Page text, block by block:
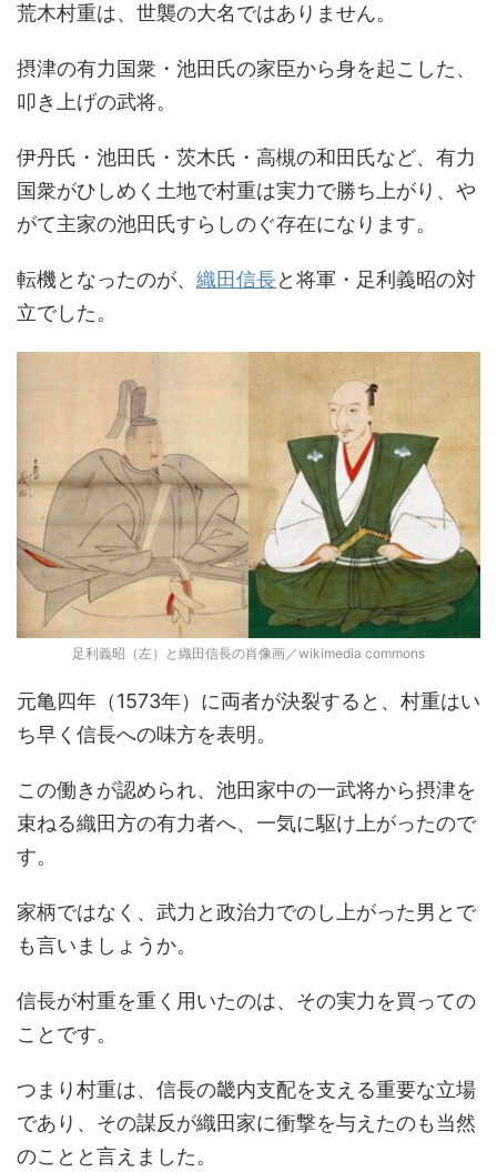
荒木村重は、世襲の大名ではありません。
摂津の有力国衆・池田氏の家臣から身を起こした、
叩き上げの武将。
伊丹氏・池田氏・茨木氏・高槻の和田氏など、有力
国衆がひしめく土地で村重は実力で勝ち上がり、や
がて主家の池田氏すらしのぐ存在になります。
転機となったのが、 織田信長と将軍・足利義昭の対
立でした。
足利義昭（左）と織田信長の肖像画／wikimedia commons
元亀四年（1573年）に両者が決裂すると、村重はい
ち早く信長への味方を表明。
この働きが認められ、池田家中の一武将から摂津を
束ねる織田方の有力者へ、一気に駆け上がったので
す。
家柄ではなく、武力と政治力でのし上がった男とで
も言いましょうか。
信長が村重を重く用いたのは、その実力を買っての
ことです。
つまり村重は、信長の畿内支配を支える重要な立場
であり、その謀反が織田家に衝撃を与えたのも当然
のことと言えました。